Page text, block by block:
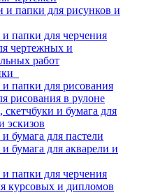
и папки для рисунков и
папки для черчения
чертежных и
работ
папки для рисования
рисования в рулоне
и бумага для
эскизов
бумага для пастели
бумага для акварели и
папки для черчения
курсовых и дипломов